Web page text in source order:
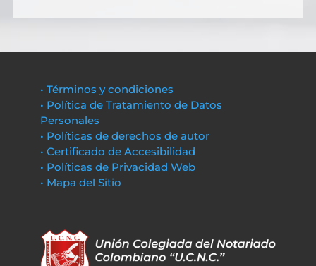
• Términos y condiciones
• Política de Tratamiento de Datos
Personales
• Políticas de derechos de autor
• Certificado de Accesibilidad
• Políticas de Privacidad Web
• Mapa del Sitio